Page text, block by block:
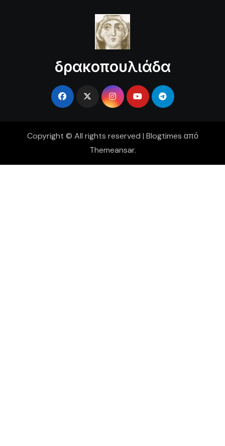
δρακοπουλιάδα
Copyright © All rights reserved | Blogtimes από
Themeansar.